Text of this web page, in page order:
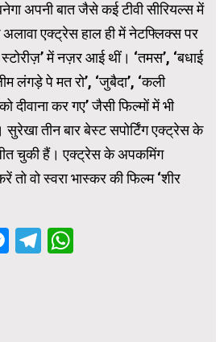
अपनी बात जैसे कई टीवी सीरियल्स में
एक्ट्रेस हाल ही में नेटफ्लिक्स पर
में नज़र आई थीं। ‘तमस’, ‘बधाई
लंगड़े पे मत रो’, ‘जुबैदा’, ‘कली
दीवाना कर गए’ जैसी फिल्मों में भी
तीन बार बेस्ट सपोर्टिंग एक्ट्रेस के
चुकी हैं। एक्ट्रेस के अपकमिंग
तो वो स्वरा भास्कर की फिल्म ‘शीर
Messenger
Telegram